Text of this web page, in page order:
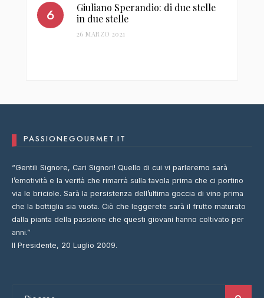
Giuliano Sperandio: di due stelle
in due stelle
26 MARZO 2021
PASSIONEGOURMET.IT
“Gentili Signore, Cari Signori! Quello di cui vi parleremo sarà
l’emotività e la verità che rimarrà sulla tavola prima che ci portino
via le briciole. Sarà la persistenza dell’ultima goccia di vino prima
che la bottiglia sia vuota. Ciò che leggerete sarà il frutto maturato
dalla pianta della passione che questi giovani hanno coltivato per
anni.”
Il Presidente, 20 Luglio 2009.